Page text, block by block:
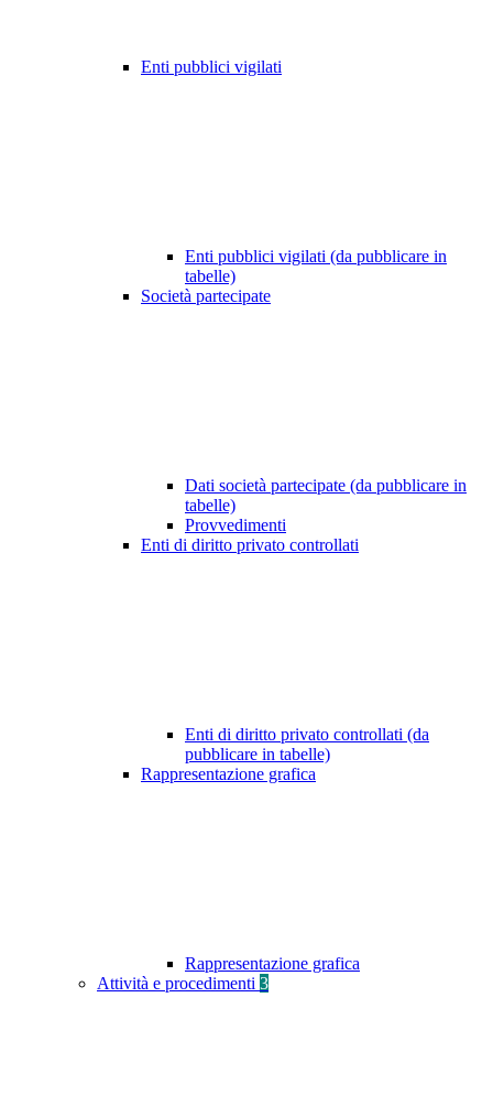
Enti pubblici vigilati
Enti pubblici vigilati (da pubblicare in
tabelle)
Società partecipate
Dati società partecipate (da pubblicare in
tabelle)
Provvedimenti
Enti di diritto privato controllati
Enti di diritto privato controllati (da
pubblicare in tabelle)
Rappresentazione grafica
Rappresentazione grafica
Attività e procedimenti 3